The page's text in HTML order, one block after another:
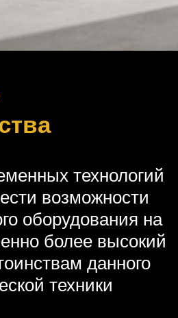
технологий
возможности
оборудования на
более высокий
данного
техники